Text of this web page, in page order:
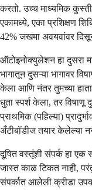
करतो. उच्च माध्यमिक
एकामध्ये, एका प्रशिक्षण
42% जखमा अवयवांवर
ऑटोइनोक्युलेशन हा दुसरा
भागातून दुसऱ्या भागावर
केला आणि नंतर तुमच्या
धुता स्पर्श केला, तर विषाणू
प्राथमिक (पहिल्या)
अँटीबॉडीज तयार केलेल्या
दूषित वस्तूंशी संपर्क हा एक
जास्त काळ टिकत नाही,
संपर्कात आलेली क्रीडा